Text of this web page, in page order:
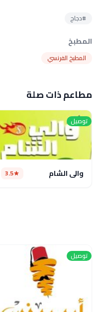
#دجاج
المطبخ
المطبخ الفرنسي
مطاعم ذات صلة
توصيل
والي الشام 3.5
توصيل